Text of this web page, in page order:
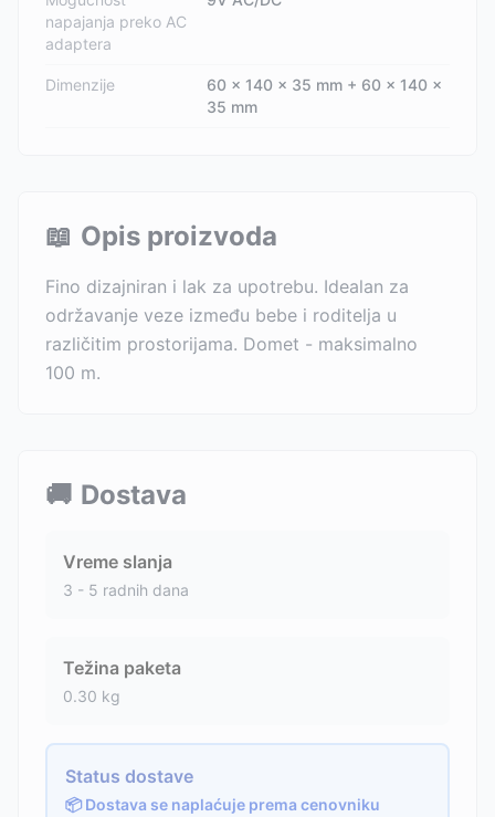
napajanja preko AC
adaptera
Dimenzije
60 x 140 x 35 mm + 60 x 140 x
35 mm
📖 Opis proizvoda
Fino dizajniran i lak za upotrebu. Idealan za
održavanje veze između bebe i roditelja u
različitim prostorijama. Domet - maksimalno
100 m.
🚚 Dostava
Vreme slanja
3 - 5 radnih dana
Težina paketa
0.30 kg
Status dostave
📦 Dostava se naplaćuje prema cenovniku